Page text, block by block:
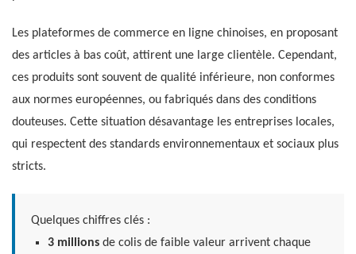
Les plateformes de commerce en ligne chinoises, en proposant
des articles à bas coût, attirent une large clientèle. Cependant,
ces produits sont souvent de qualité inférieure, non conformes
aux normes européennes, ou fabriqués dans des conditions
douteuses. Cette situation désavantage les entreprises locales,
qui respectent des standards environnementaux et sociaux plus
stricts.
Quelques chiffres clés :
3 millionsde colis de faible valeur arrivent chaque